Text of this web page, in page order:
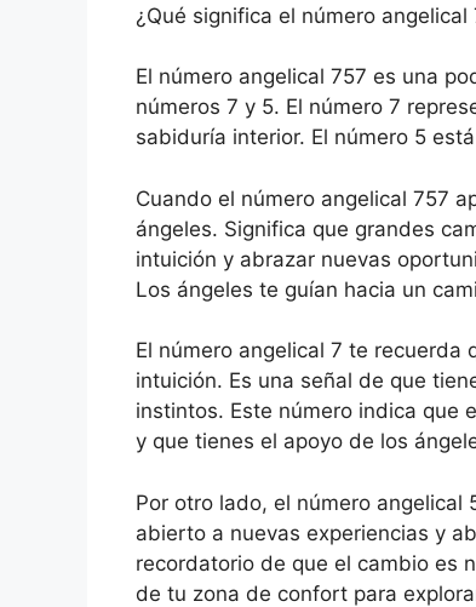
¿Qué significa el número angelical
El número angelical 757 es una
números 7 y 5. El número 7
sabiduría interior. El número 5
Cuando el número angelical 757
ángeles. Significa que grandes
intuición y abrazar nuevas
Los ángeles te guían hacia un
El número angelical 7 te recuerda
intuición. Es una señal de que
instintos. Este número indica que
y que tienes el apoyo de los
Por otro lado, el número angelical
abierto a nuevas experiencias y
recordatorio de que el cambio es
de tu zona de confort para